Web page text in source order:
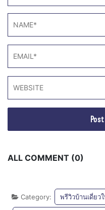
ALL COMMENT (0)
Category: พรีวิวบ้านเดี่ยว